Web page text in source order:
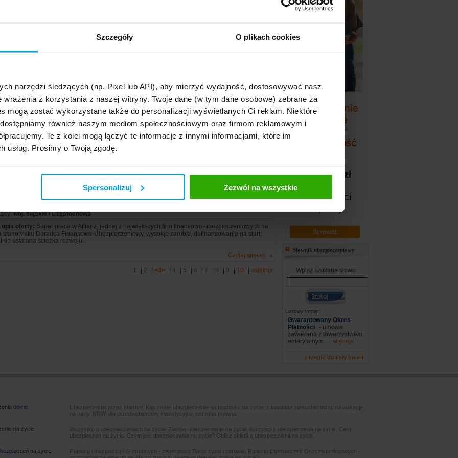
Szczegóły O plikach cookies
narzędzi śledzących (np. Pixel lub API), aby mierzyć wydajność, dostosowywać nasz
wrażenia z korzystania z naszej witryny. Twoje dane (w tym dane osobowe) zebrane za
mogą zostać wykorzystane także do personalizacji wyświetlanych Ci reklam. Niektóre
również naszym mediom społecznościowym oraz firmom reklamowym i
Te z kolei mogą łączyć te informacje z innymi informacjami, które im
usług. Prosimy o Twoją zgodę.
Spersonalizuj Zezwól na wszystkie
pytania odpowiedziałeś: tak, mamy dla Ciebie propozycję pracy na stanowisku: Specjalista
Finansowy
Czytaj więcej
OFE Allianz Polska
Dodano: 2010-03-03
SA
woj. cały kraj / Inne
opis oferty:Mega wysokie zarobki przy małym nakładzie pracy, chcesz spróbować? Może to być
lub stałe zajęcie.
Ubezpieczeniowo-Finansowy
Dodano: 2010-03-03
woj. śląskie / Częstochowa
opis oferty: Super praca w Allianz, jednej z największych firm finansowo-ubezpieczeniowych na
stanowisku Doradca Finansowo-Ubezpieczeniowy, wysokie zarobki, dofinansowanie na start,
ustalana ścieżka rozwoju.
Czytaj więcej
1 | 2 | <3> | 4 | 5 | 6 | 7 | 8 | 9 | 10 | ostatnia
Słownik ubezpieczeniowy
Wpisz szukane słowo
Losowy termin:
Gwarantowany Okres
Płatności
- umowa
zawierana z towarzystwem
emerytalnym. ... więcej»
przejdź do listy haseł
online
Ubezpieczenia przez Internet. Kup online ubezpieczenie samochodu, na życie, zdrowotne, nieruchomości, na wakacje,
na narty, NNW, dla przedsiębiorców, inwestycyjne, ochrona prawna.
na życie
Wszystko o ubezpieczeniach na życie. Zamów ubezpieczenie na życie, Korzyści z ubezpieczenia na życie, Ceny
ubezpieczeń na życie, Czym jest ubezpieczenie na życie? Oblicz składką ubezpieczenia na życie.
na życie
Ranking Ubezpieczeń Ochronnych - zabezpiecz Twoje życie i zdrowie. Ranking Ubezpieczeń Oszczędnościowych -